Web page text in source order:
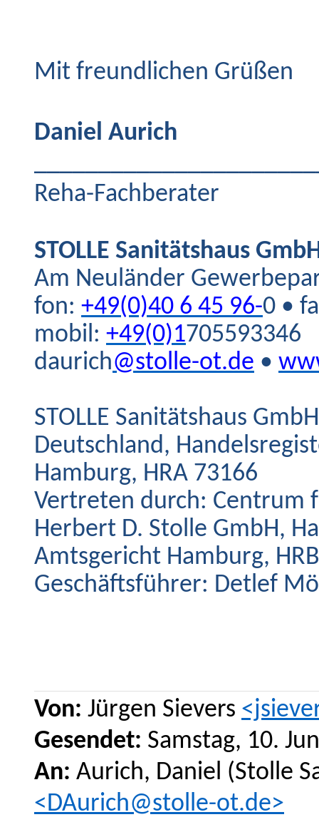
Mit freundlichen Grüßen
Daniel Aurich
Reha-Fachberater
STOLLE Sanitätshaus
Am Neuländer
fon: +49(0)40 6 45 96-0 •
mobil: +49(0)1705593346
daurich@stolle-ot.de •
STOLLE Sanitätshaus
Deutschland,
Hamburg, HRA 73166
Vertreten durch: Centrum
Herbert D. Stolle GmbH,
Amtsgericht Hamburg,
Geschäftsführer: Detlef
Von: Jürgen Sievers
Gesendet: Samstag, 10.
An: Aurich, Daniel (Stolle
<DAurich@stolle-ot.de>